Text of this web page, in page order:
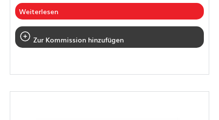
Weiterlesen
Zur Kommission hinzufügen